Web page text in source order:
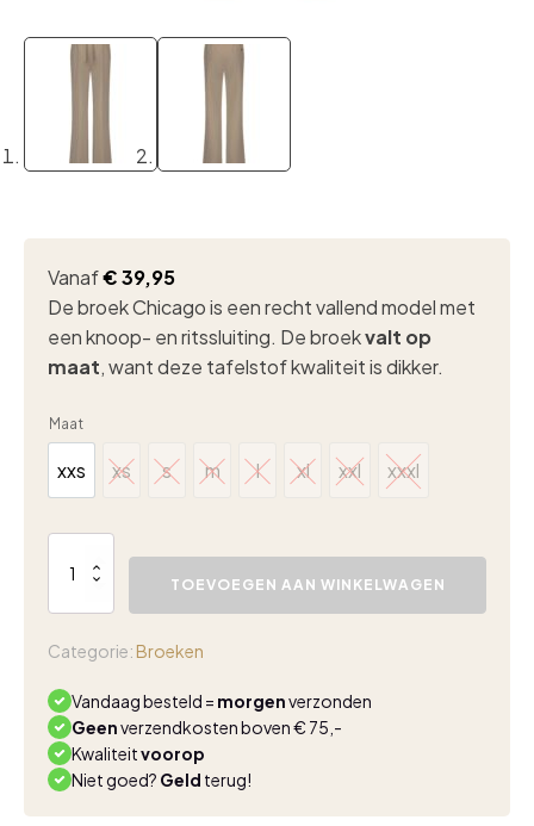
Vanaf€39,95
De broek Chicago is een recht vallend model met
een knoop- en ritssluiting. De broekvalt op
maat, want deze tafelstof kwaliteit is dikker.
Maat
xxs
xxs
xs
xs
s
s
m
m
l
l
xl
xl
xxl
xxl
xxxl
xxxl
Day
punta
aantal
TOEVOEGEN AAN WINKELWAGEN
Categorie: Broeken
Vandaag besteld = morgenverzonden
Geenverzendkosten boven € 75,-
Kwaliteitvoorop
Niet goed? Geld terug!